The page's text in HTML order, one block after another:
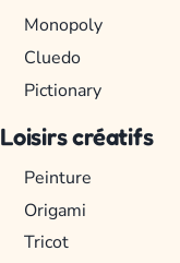
Monopoly
Cluedo
Pictionary
Loisirs créatifs
Peinture
Origami
Tricot